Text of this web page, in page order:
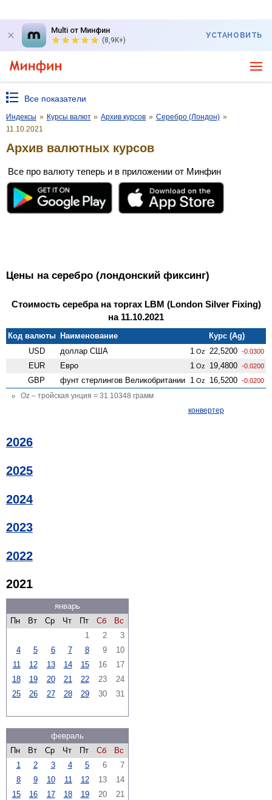
Multi от Минфин
(8,9K+)
УСТАНОВИТЬ
Все показатели
Индексы » Курсы валют » Архив курсов » Серебро (Лондон) »
11.10.2021
Архив валютных курсов
Все про валюту теперь и в приложении от Минфин
Цены на серебро (лондонский фиксинг)
Стоимость серебра на торгах LBM (London Silver Fixing)
на 11.10.2021
Код валюты Наименование
Курс (Ag)
USD
доллар США 1 Oz 22,5200 -0.0300
EUR Евро 1 Oz 19,4800 -0.0200
GBP фунт стерлингов Велико­британии 1 Oz 16,5200 -0.0200
Oz – тройская унция = 31.10348 грамм
конвертер
2026
2025
2024
2023
2022
2021
январь
Пн
Вт Ср Чт Пт Сб
Вс
1
2
3
4
5 6 7 8 9
10
11
12 13 14 15 16
17
18
19 20 21 22 23
24
25
26 27 28 29 30 31
февраль
Пн
Вт Ср Чт Пт Сб
Вс
1
2 3 4 5 6
7
8
9 10 11 12 13
14
15
16 17 18 19 20
21